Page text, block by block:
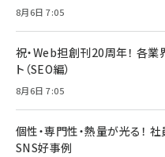
8月6日 7:05
祝・Web担創刊20周年！ 各
ト（SEO編）
8月6日 7:05
個性・専門性・熱量が光る！
SNS好事例